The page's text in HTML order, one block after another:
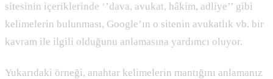
sitesinin içeriklerinde ‘’dava, avukat, hâkim, adliye’’ gibi
kelimelerin bulunması, Google’ın o sitenin avukatlık vb. bir
kavram ile ilgili olduğunu anlamasına yardımcı oluyor.
Yukarıdaki örneği, anahtar kelimelerin mantığını anlamanız